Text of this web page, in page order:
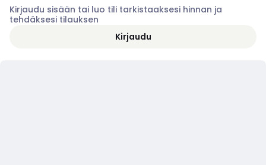
Kirjaudu sisään tai luo tili tarkistaaksesi hinnan ja
tehdäksesi tilauksen
Kirjaudu